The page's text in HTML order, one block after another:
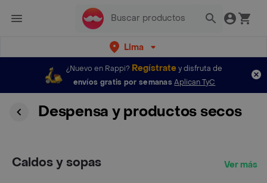
Lima
¿Nuevo en Rappi? Regístratey disfruta de
envíos gratis por semanas Aplican TyC
Despensa y productos secos
Caldos y sopas Ver más